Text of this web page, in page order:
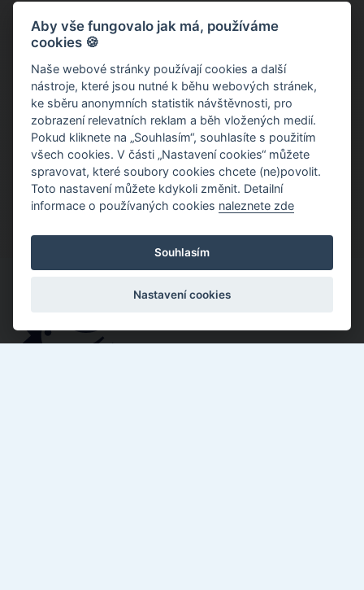
Aby vše fungovalo jak má, používáme
cookies 🍪
Naše webové stránky používají cookies a další
nástroje, které jsou nutné k běhu webových stránek,
ke sběru anonymních statistik návštěvnosti, pro
zobrazení relevatních reklam a běh vložených medií.
Pokud kliknete na „Souhlasím“, souhlasíte s použitím
všech cookies. V části „Nastavení cookies“ můžete
spravovat, které soubory cookies chcete (ne)povolit.
Toto nastavení můžete kdykoli změnit. Detailní
informace o používaných cookies naleznete zde
Souhlasím
Nastavení cookies